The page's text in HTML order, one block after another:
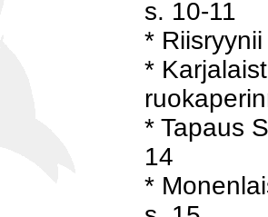
s. 10-11
*
*
* Tapaus
14
*